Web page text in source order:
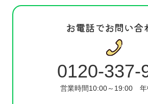
お電話でお問い合
0120-337-
営業時間10:00～19:00